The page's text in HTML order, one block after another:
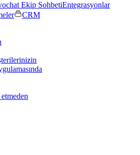
Ekip SohbetiEntegrasyonlar
CRM